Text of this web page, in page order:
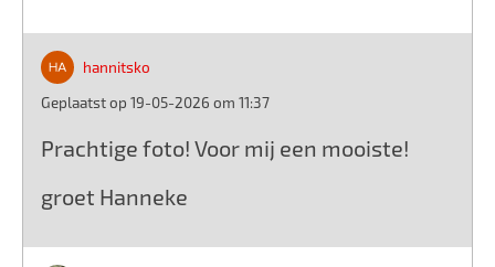
hannitsko
Geplaatst op 19-05-2026 om 11:37
Prachtige foto! Voor mij een mooiste!
groet Hanneke